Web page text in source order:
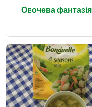
Овочева фантазія